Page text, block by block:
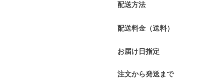
配送方法
配送料金（送料）
お届け日指定
注文から発送まで